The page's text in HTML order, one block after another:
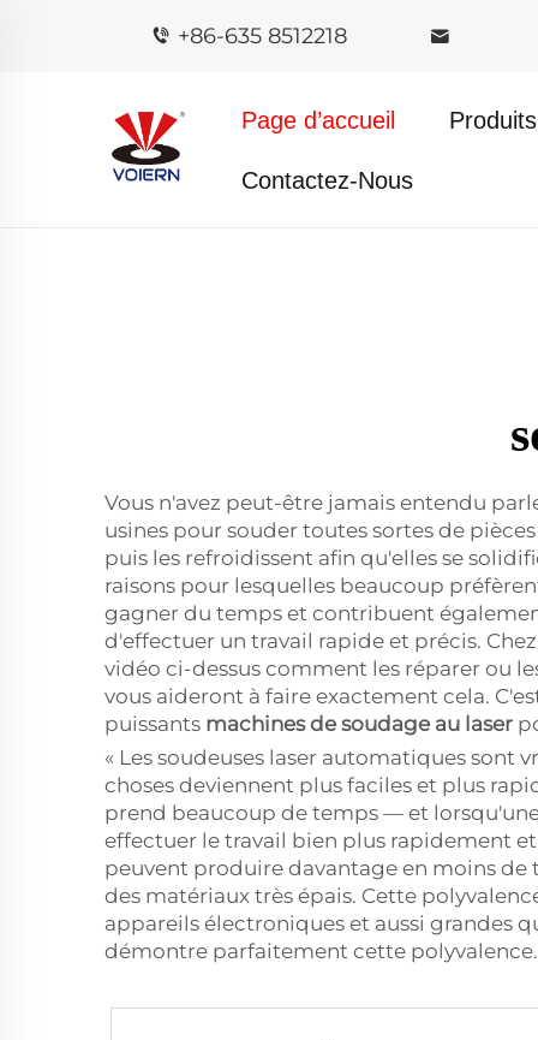
+86-635 8512218
Page d’accueil Produits
Contactez-Nous
Vous n'avez peut-être jamais entendu
usines pour souder toutes sortes de
puis les refroidissent afin qu'elles se
raisons pour lesquelles beaucoup
gagner du temps et contribuent
d'effectuer un travail rapide et précis.
vidéo ci-dessus comment les réparer ou
vous aideront à faire exactement cela.
puissants machines de soudage au laser
« Les soudeuses laser automatiques
choses deviennent plus faciles et plus
prend beaucoup de temps — et
effectuer le travail bien plus rapidement
peuvent produire davantage en moins de
des matériaux très épais. Cette
appareils électroniques et aussi grandes
démontre parfaitement cette polyvalence.